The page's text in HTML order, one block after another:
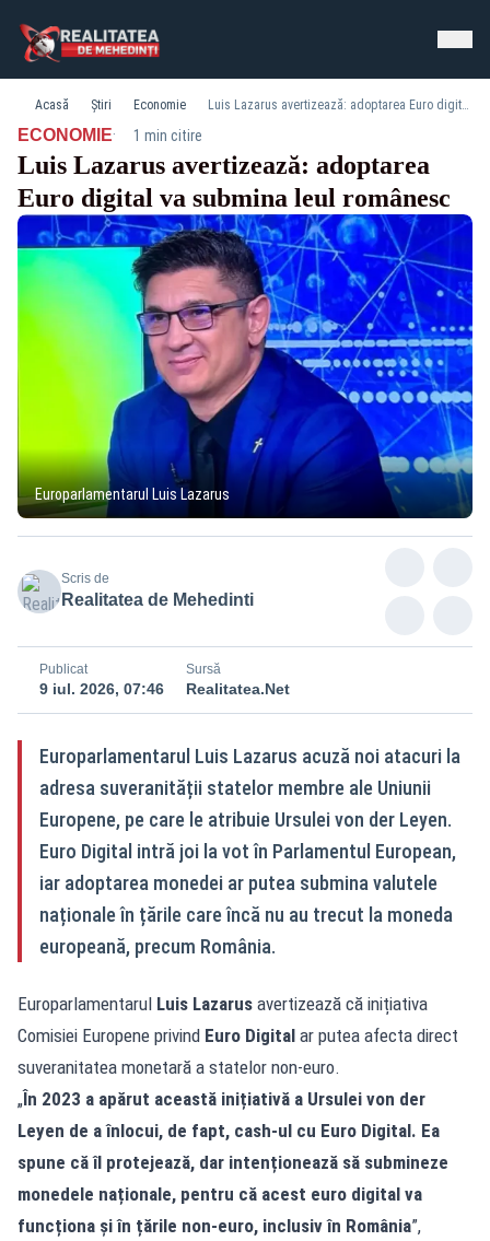
Acasă Știri Economie Luis Lazarus avertizează: adoptarea Euro digital va submina leul românesc
ECONOMIE· 1 min citire
Luis Lazarus avertizează: adoptarea
Euro digital va submina leul românesc
Europarlamentarul Luis Lazarus
Scris de
Realitatea de Mehedinti
Publicat
9 iul. 2026, 07:46
Sursă
Realitatea.Net
Europarlamentarul Luis Lazarus acuză noi atacuri la
adresa suveranității statelor membre ale Uniunii
Europene, pe care le atribuie Ursulei von der Leyen.
Euro Digital intră joi la vot în Parlamentul European,
iar adoptarea monedei ar putea submina valutele
naționale în țările care încă nu au trecut la moneda
europeană, precum România.
Europarlamentarul Luis Lazarus avertizează că inițiativa
Comisiei Europene privind Euro Digital ar putea afecta direct
suveranitatea monetară a statelor non-euro.
„În 2023 a apărut această inițiativă a Ursulei von der
Leyen de a înlocui, de fapt, cash-ul cu Euro Digital. Ea
spune că îl protejează, dar intenționează să submineze
monedele naționale, pentru că acest euro digital va
funcționa și în țările non-euro, inclusiv în România”,